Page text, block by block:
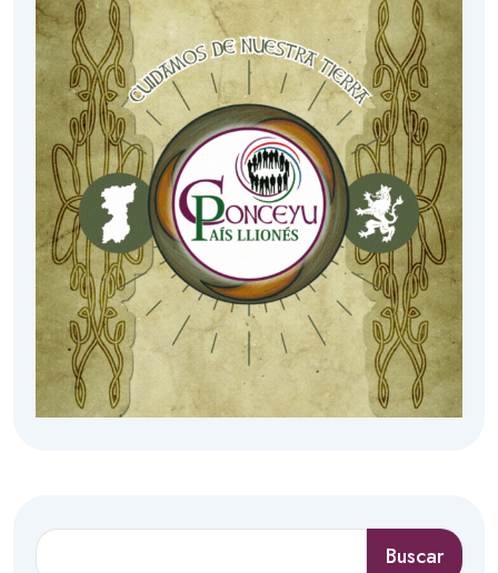
Buscar